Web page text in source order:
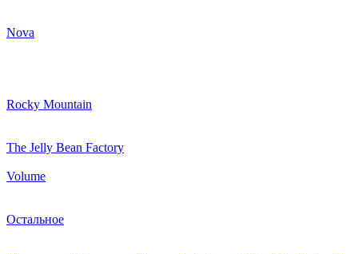
Nova
Rocky Mountain
The Jelly Bean Factory
Volume
Остальное